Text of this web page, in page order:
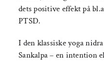
dets positive effekt på
PTSD.
I den klassiske yoga
Sankalpa – en intention